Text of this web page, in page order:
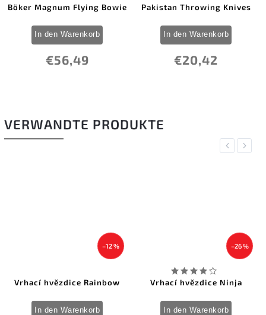
Böker Magnum Flying Bowie
€56,49
In den Warenkorb
Pakistan Throwing Knives
€20,42
In den Warenkorb
VERWANDTE PRODUKTE
Previous
–12 %
Vrhací hvězdice Rainbow
In den Warenkorb
–26 %
Vrhací hvězdice Ninja
In den Warenkorb
Next